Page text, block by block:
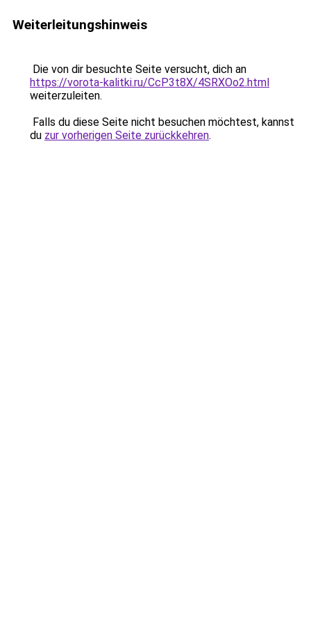
Weiterleitungshinweis
Die von dir besuchte Seite versucht, dich an
https://vorota-kalitki.ru/CcP3t8X/4SRXOo2.html
weiterzuleiten.
Falls du diese Seite nicht besuchen möchtest, kannst
du zur vorherigen Seite zurückkehren.